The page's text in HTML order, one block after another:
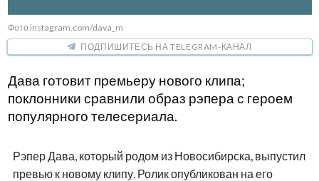
Фото instagram.com/dava_m
ПОДПИШИТЕСЬ НА TELEGRAM-КАНАЛ
Дава готовит премьеру нового клипа;
поклонники сравнили образ рэпера с героем
популярного телесериала.
Рэпер Дава, который родом из Новосибирска, выпустил
превью к новому клипу. Ролик опубликован на его